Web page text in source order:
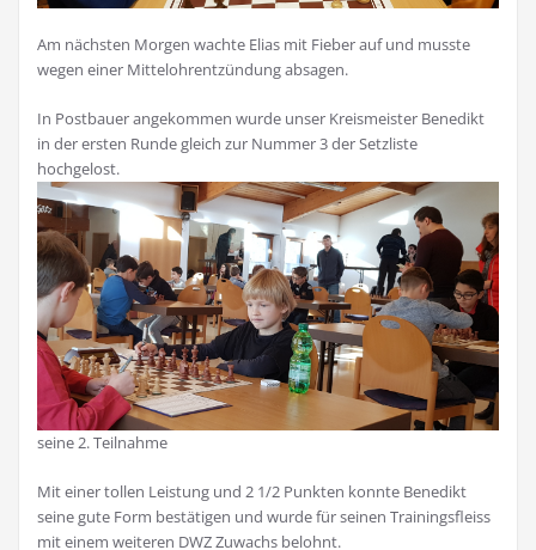
Am nächsten Morgen wachte Elias mit Fieber auf und musste
wegen einer Mittelohrentzündung absagen.
In Postbauer angekommen wurde unser Kreismeister Benedikt
in der ersten Runde gleich zur Nummer 3 der Setzliste
hochgelost.
seine 2. Teilnahme
Mit einer tollen Leistung und 2 1/2 Punkten konnte Benedikt
seine gute Form bestätigen und wurde für seinen Trainingsfleiss
mit einem weiteren DWZ Zuwachs belohnt.